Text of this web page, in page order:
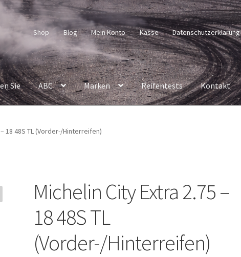
Shop Blog Mein Konto Kasse Datenschutzerklärung
Sie ABC Marken Reifentests Kontakt
18 48S TL (Vorder-/Hinterreifen)
Michelin City Extra 2.75 –
18 48S TL
(Vorder-/Hinterreifen)